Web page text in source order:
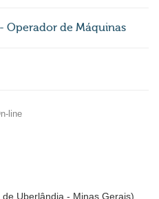
Operador de Máquinas
line
Uberlândia - Minas Gerais)